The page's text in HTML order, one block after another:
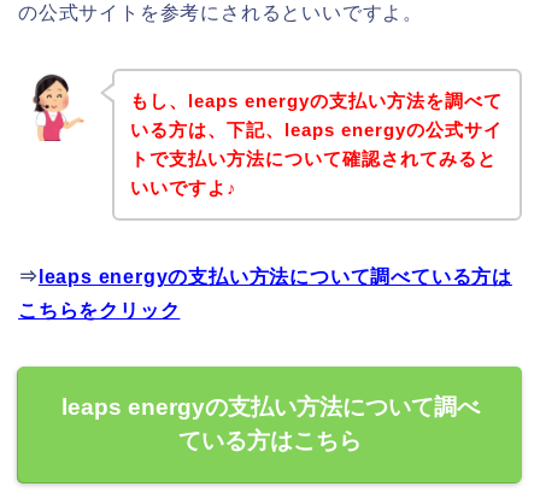
の公式サイトを参考にされるといいですよ。
もし、leaps energyの支払い方法を調べて
いる方は、下記、leaps energyの公式サイ
トで支払い方法について確認されてみると
いいですよ♪
⇒ leaps energyの支払い方法について調べている方は
こちらをクリック
leaps energyの支払い方法について調べ
ている方はこちら